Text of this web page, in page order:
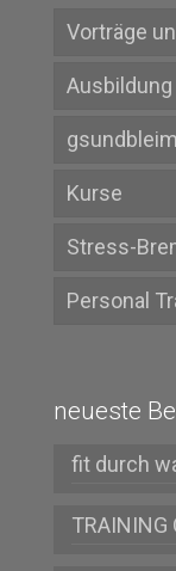
Vorträge
Kurse
Stress-
Personal
neueste
fit durch
TRAINING